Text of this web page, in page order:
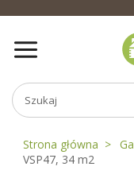
Strona główna
VSP47, 34 m2